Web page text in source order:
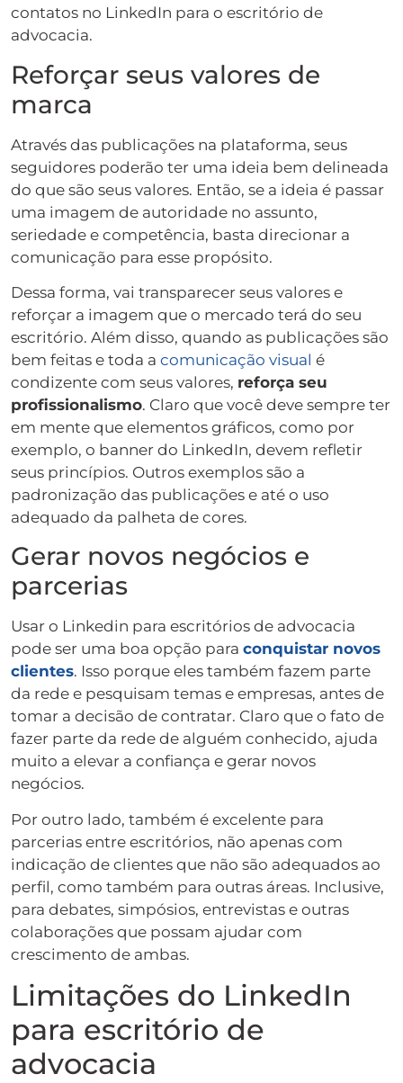
contatos no LinkedIn para o escritório de
advocacia.
Reforçar seus valores de
marca
Através das publicações na plataforma, seus
seguidores poderão ter uma ideia bem delineada
do que são seus valores. Então, se a ideia é passar
uma imagem de autoridade no assunto,
seriedade e competência, basta direcionar a
comunicação para esse propósito.
Dessa forma, vai transparecer seus valores e
reforçar a imagem que o mercado terá do seu
escritório. Além disso, quando as publicações são
bem feitas e toda a comunicação visual é
condizente com seus valores, reforça seu
profissionalismo. Claro que você deve sempre ter
em mente que elementos gráficos, como por
exemplo, o banner do LinkedIn, devem refletir
seus princípios. Outros exemplos são a
padronização das publicações e até o uso
adequado da palheta de cores.
Gerar novos negócios e
parcerias
Usar o Linkedin para escritórios de advocacia
pode ser uma boa opção para conquistar novos
clientes. Isso porque eles também fazem parte
da rede e pesquisam temas e empresas, antes de
tomar a decisão de contratar. Claro que o fato de
fazer parte da rede de alguém conhecido, ajuda
muito a elevar a confiança e gerar novos
negócios.
Por outro lado, também é excelente para
parcerias entre escritórios, não apenas com
indicação de clientes que não são adequados ao
perfil, como também para outras áreas. Inclusive,
para debates, simpósios, entrevistas e outras
colaborações que possam ajudar com
crescimento de ambas.
Limitações do LinkedIn
para escritório de
advocacia